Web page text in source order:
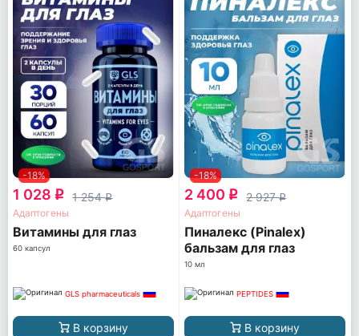
-18%
1 028 q 1 254q
Адаптогены
Витамины для глаз
60 капсул
GLS pharmaceuticals
В корзину
-18%
2 400 q 2 927q
Адаптогены
Пиналекс (Pinalex)
бальзам для глаз
10 мл
PEPTIDES
В корзину